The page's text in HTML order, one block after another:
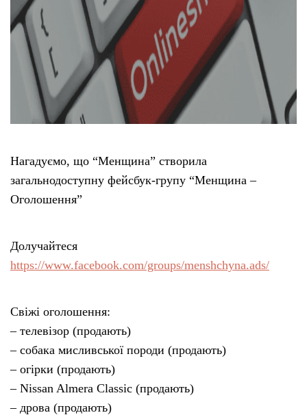
Нагадуємо, що “Менщина” створила
загальнодоступну фейсбук-групу “Менщина –
Оголошення”
Долучайтеся
https://www.facebook.com/groups/menshchyna.ads/
Свіжі оголошення:
– телевізор (продають)
– собака мисливської породи (продають)
– огірки (продають)
– Nissan Almera Classic (продають)
– дрова (продають)